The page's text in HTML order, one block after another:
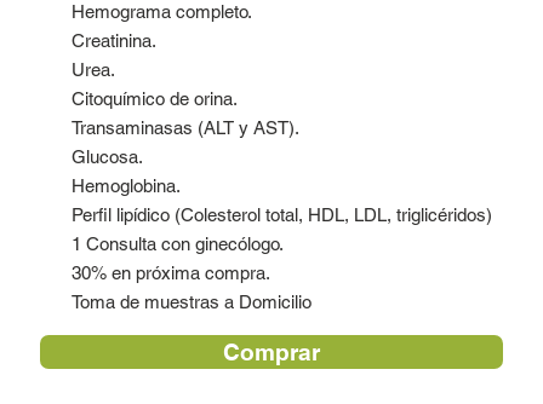
Hemograma completo.
Creatinina.
Urea.
Citoquímico de orina.
Transaminasas (ALT y AST).
Glucosa.
Hemoglobina.
Perfil lipídico (Colesterol total, HDL, LDL, triglicéridos)
1 Consulta con ginecólogo.
30% en próxima compra.
Toma de muestras a Domicilio
Comprar